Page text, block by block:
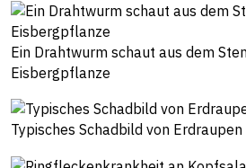
Ein Drahtwurm schaut aus dem
Eisbergpflanze
Typisches Schadbild von